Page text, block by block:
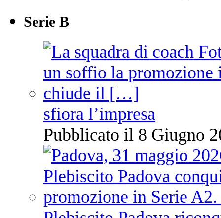
Serie B
sfiora l’impresa
Pubblicato il 8 Giugno